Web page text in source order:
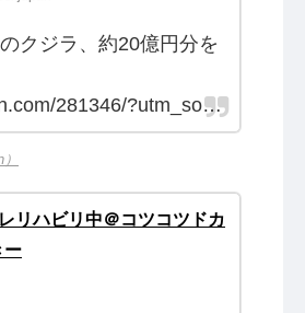
クジラ、約20億円分を
281346/?utm_so…
リハビリ中＠コツコツドカ
ー